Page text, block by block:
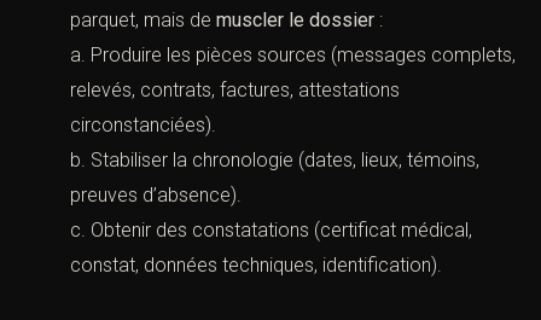
documentée, sans témoin, avec messages
ambigus et chronologie instable ; ou escroquerie
alléguée sans pièces bancaires, sans échanges
complets, sans contrat, ni identification certaine de
l’interlocuteur.
Dans ces cas, la stratégie n’est pas d’“indigner” le
parquet, mais demuscler le dossier:
a. Produire les pièces sources (messages